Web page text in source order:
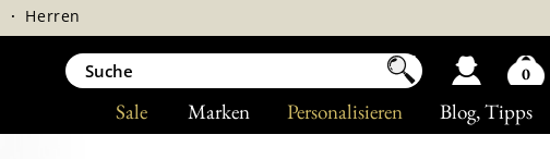
Blog, Tipps
Personalisieren
Marken
Sale
· Herren
0